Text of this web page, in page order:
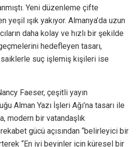
Yeni düzenleme çifte
yeşil ışık yakıyor. Almanya’da uzun
daha kolay ve hızlı bir şekilde
hedefleyen tasarı,
saiklerle suç işlemiş kişileri ise
Faeser, çeşitli yayın
Alman Yazı İşleri Ağı’na tasarı ile
modern bir vatandaşlık
rekabet gücü açısından “belirleyici bir
“En iyi beyinler için küresel bir